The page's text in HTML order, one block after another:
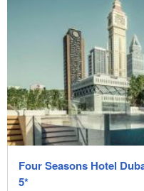
Four Seasons Hotel
5*